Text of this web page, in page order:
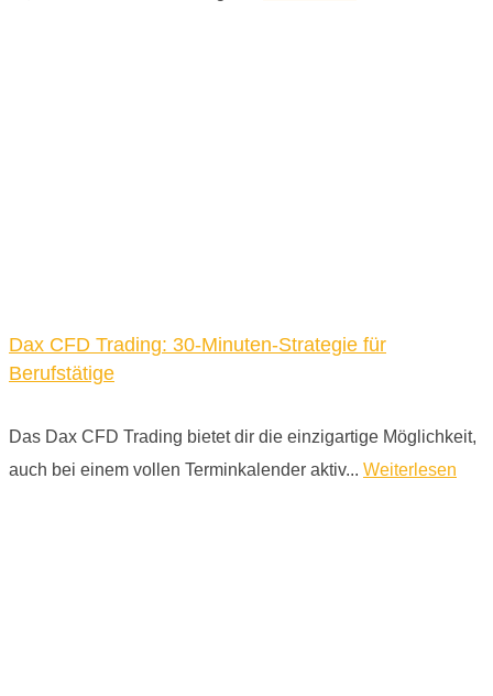
Dax CFD Trading: 30-Minuten-Strategie für
Berufstätige
Das Dax CFD Trading bietet dir die einzigartige Möglichkeit,
auch bei einem vollen Terminkalender aktiv... Weiterlesen